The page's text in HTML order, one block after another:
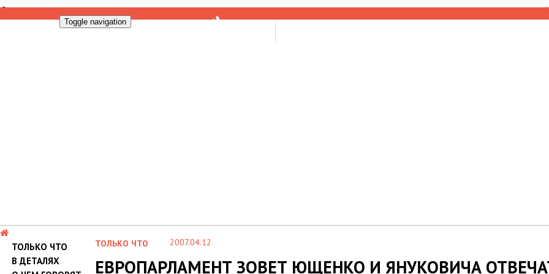
Toggle navigation
ТОЛЬКО ЧТО
В ДЕТАЛЯХ
ТОЛЬКО ЧТО 2007.04.12
ЕВРОПАРЛАМЕНТ ЗОВЕТ ЮЩЕНКО И ЯНУКОВИЧА